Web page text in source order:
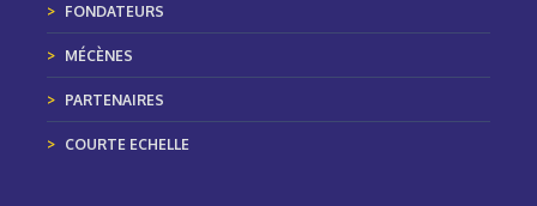
FONDATEURS
MÉCÈNES
PARTENAIRES
COURTE ECHELLE